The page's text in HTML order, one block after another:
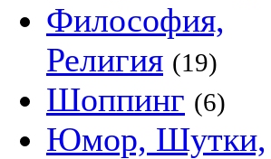
Философия,
Религия (19)
Шоппинг (6)
Юмор, Шутки,